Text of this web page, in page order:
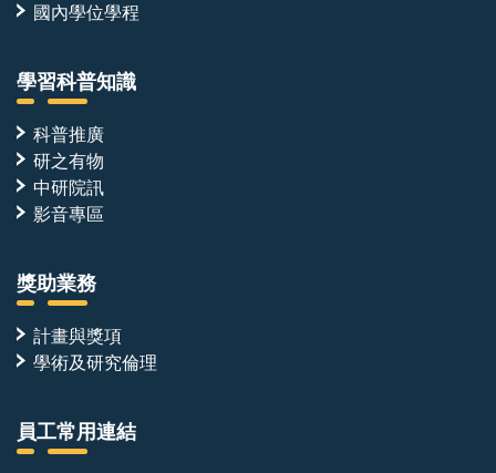
國內學位學程
學習科普知識
科普推廣
研之有物
中研院訊
影音專區
獎助業務
計畫與獎項
學術及研究倫理
員工常用連結